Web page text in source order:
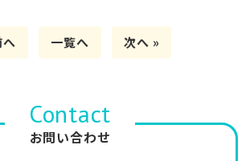
へ 一覧へ 次へ »
Contact
お問い合わせ